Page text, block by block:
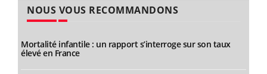
NOUS VOUS RECOMMANDONS
Mortalité infantile : un rapport s’interroge sur son taux
élevé en France